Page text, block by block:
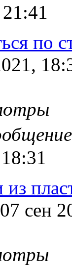
по
07 сен